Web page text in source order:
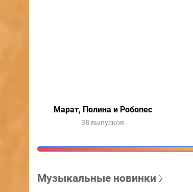
Марат, Полина и Робопес
38 выпусков
Музыкальные новинки